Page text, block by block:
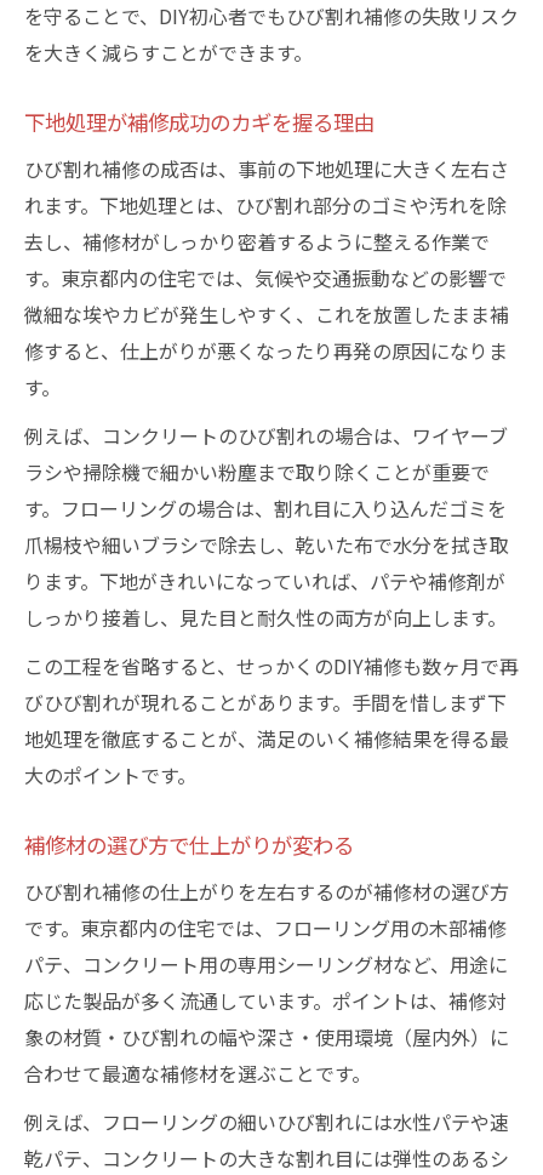
を守ることで、DIY初心者でもひび割れ補修の失敗リスク
を大きく減らすことができます。
下地処理が補修成功のカギを握る理由
ひび割れ補修の成否は、事前の下地処理に大きく左右さ
れます。下地処理とは、ひび割れ部分のゴミや汚れを除
去し、補修材がしっかり密着するように整える作業で
す。東京都内の住宅では、気候や交通振動などの影響で
微細な埃やカビが発生しやすく、これを放置したまま補
修すると、仕上がりが悪くなったり再発の原因になりま
す。
例えば、コンクリートのひび割れの場合は、ワイヤーブ
ラシや掃除機で細かい粉塵まで取り除くことが重要で
す。フローリングの場合は、割れ目に入り込んだゴミを
爪楊枝や細いブラシで除去し、乾いた布で水分を拭き取
ります。下地がきれいになっていれば、パテや補修剤が
しっかり接着し、見た目と耐久性の両方が向上します。
この工程を省略すると、せっかくのDIY補修も数ヶ月で再
びひび割れが現れることがあります。手間を惜しまず下
地処理を徹底することが、満足のいく補修結果を得る最
大のポイントです。
補修材の選び方で仕上がりが変わる
ひび割れ補修の仕上がりを左右するのが補修材の選び方
です。東京都内の住宅では、フローリング用の木部補修
パテ、コンクリート用の専用シーリング材など、用途に
応じた製品が多く流通しています。ポイントは、補修対
象の材質・ひび割れの幅や深さ・使用環境（屋内外）に
合わせて最適な補修材を選ぶことです。
例えば、フローリングの細いひび割れには水性パテや速
乾パテ、コンクリートの大きな割れ目には弾性のあるシ